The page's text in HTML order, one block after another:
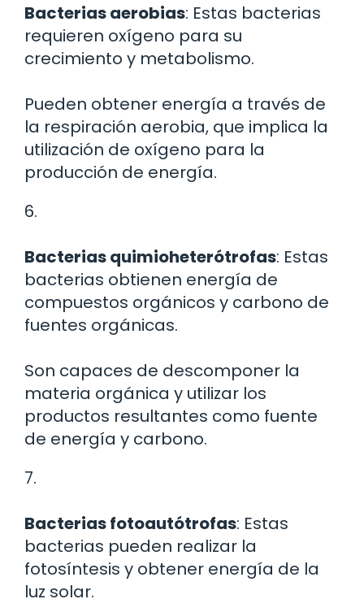
Bacterias aerobias: Estas bacterias
requieren oxígeno para su
crecimiento y metabolismo.
Pueden obtener energía a través de
la respiración aerobia, que implica la
utilización de oxígeno para la
producción de energía.
6.
Bacterias quimioheterótrofas: Estas
bacterias obtienen energía de
compuestos orgánicos y carbono de
fuentes orgánicas.
Son capaces de descomponer la
materia orgánica y utilizar los
productos resultantes como fuente
de energía y carbono.
7.
Bacterias fotoautótrofas: Estas
bacterias pueden realizar la
fotosíntesis y obtener energía de la
luz solar.